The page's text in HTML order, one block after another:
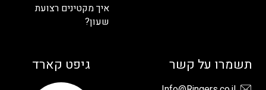
איך מקטינים רצועת
שעון?
תשמרו על קשר גיפט קארד